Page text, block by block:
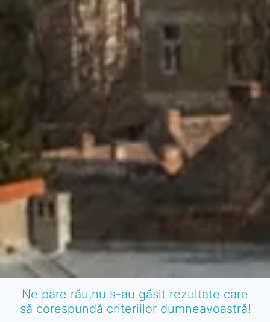
Ne pare rău,nu s-au găsit rezultate care
să corespundă criteriilor dumneavoastră!